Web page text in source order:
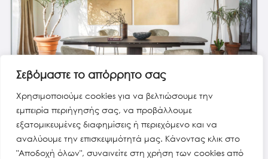
Σεβόμαστε το απόρρητο σας
Χρησιμοποιούμε cookies για να βελτιώσουμε την
εμπειρία περιήγησής σας, να προβάλλουμε
εξατομικευμένες διαφημίσεις ή περιεχόμενο και να
αναλύουμε την επισκεψιμότητά μας. Κάνοντας κλικ στο
"Αποδοχή όλων", συναινείτε στη χρήση των cookies από
CAMEO EXTENSIBLE TABLE